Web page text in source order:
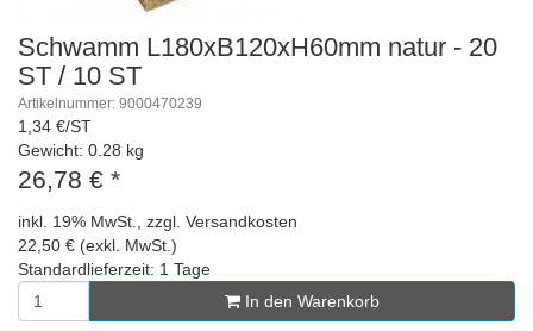
Schwamm L180xB120xH60mm natur - 20
ST / 10 ST
Artikelnummer: 9000470239
1,34 €/ST
Gewicht: 0.28 kg
26,78 € *
inkl. 19% MwSt., zzgl. Versandkosten
22,50 € (exkl. MwSt.)
Standardlieferzeit: 1 Tage
In den Warenkorb